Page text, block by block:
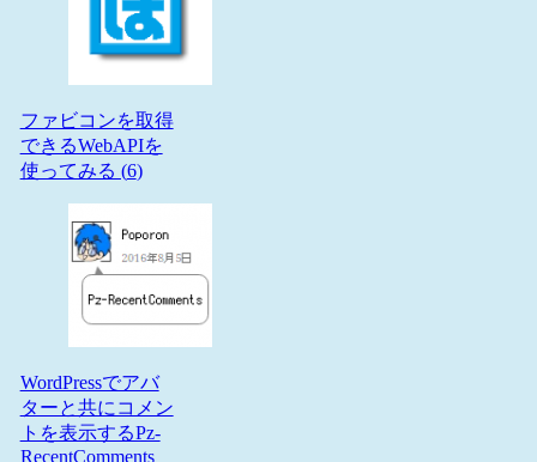
ファビコンを取得
できるWebAPIを
使ってみる (6)
WordPressでアバ
ターと共にコメン
トを表示するPz-
RecentComments